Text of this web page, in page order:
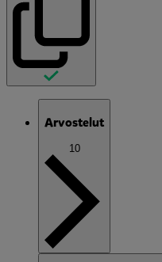
Arvostelut
10